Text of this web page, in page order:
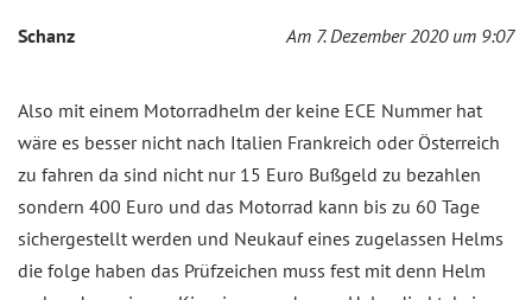
Schanz Am 7. Dezember 2020 um 9:07
Also mit einem Motorradhelm der keine ECE Nummer hat
wäre es besser nicht nach Italien Frankreich oder Österreich
zu fahren da sind nicht nur 15 Euro Bußgeld zu bezahlen
sondern 400 Euro und das Motorrad kann bis zu 60 Tage
sichergestellt werden und Neukauf eines zugelassen Helms
die folge haben das Prüfzeichen muss fest mit denn Helm